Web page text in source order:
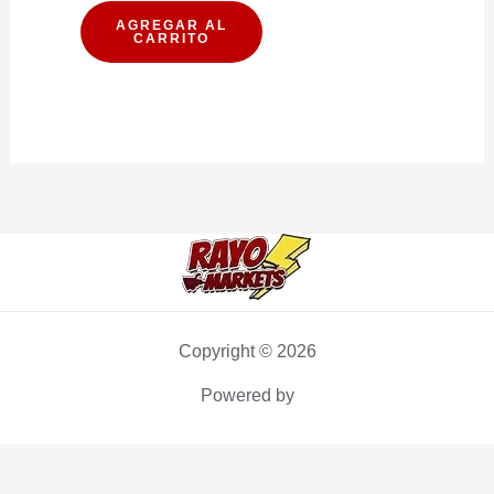
POLVO
EDRA
AGREGAR AL
CARRITO
Copyright © 2026
Powered by